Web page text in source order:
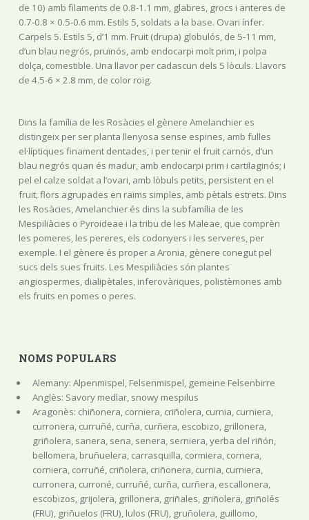
de 10) amb filaments de 0.8-1.1 mm, glabres, grocs i anteres de
0.7-0.8 × 0.5-0.6 mm. Estils 5, soldats a la base. Ovari ínfer.
Carpels 5. Estils 5, d’1 mm. Fruit (drupa) globulós, de 5-11 mm,
d’un blau negrós, pruïnós, amb endocarpi molt prim, i polpa
dolça, comestible. Una llavor per cadascun dels 5 lòculs. Llavors
de 4.5-6 × 2.8 mm, de color roig.
Dins la família de les Rosàcies el gènere Amelanchier es
distingeix per ser planta llenyosa sense espines, amb fulles
el·líptiques finament dentades, i per tenir el fruit carnós, d’un
blau negrós quan és madur, amb endocarpi prim i cartilaginós; i
pel el calze soldat a l’ovari, amb lòbuls petits, persistent en el
fruit, flors agrupades en raïms simples, amb pètals estrets. Dins
les Rosàcies, Amelanchier és dins la subfamília de les
Mespiliàcies o Pyroideae i la tribu de les Maleae, que comprèn
les pomeres, les pereres, els codonyers i les serveres, per
exemple. I el gènere és proper a Aronia, gènere conegut pel
sucs dels sues fruits. Les Mespiliàcies són plantes
angiospermes, dialipètales, inferovàriques, polistèmones amb
els fruits en pomes o peres.
NOMS POPULARS
Alemany: Alpenmispel, Felsenmispel, gemeine Felsenbirre
Anglès: Savory medlar, snowy mespilus
Aragonès: chiñonera, corniera, criñolera, curnia, curniera,
curronera, curruñé, curña, curñera, escobizo, grillonera,
griñolera, sanera, sena, senera, serniera, yerba del riñón,
bellomera, bruñuelera, carrasquilla, cormiera, cornera,
corniera, corruñé, criñolera, criñonera, curnia, curniera,
curronera, curroné, curruñé, curña, curñera, escallonera,
escobizos, grijolera, grillonera, griñales, griñolera, griñolés
(FRU), griñuelos (FRU), lulos (FRU), gruñolera, guillomo,